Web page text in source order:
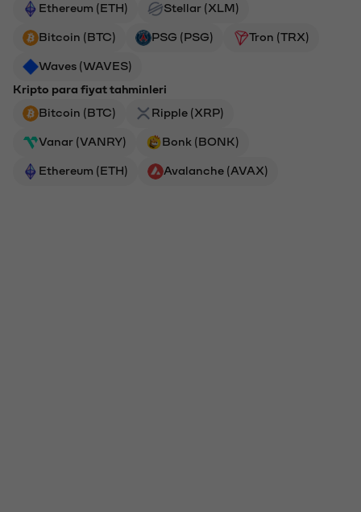
Ethereum (ETH)
Stellar (XLM)
Bitcoin (BTC) PSG (PSG) Tron (TRX)
Waves (WAVES)
Kripto para fiyat tahminleri
Bitcoin (BTC)
Ripple (XRP)
Vanar (VANRY) Bonk (BONK)
Ethereum (ETH) Avalanche (AVAX)